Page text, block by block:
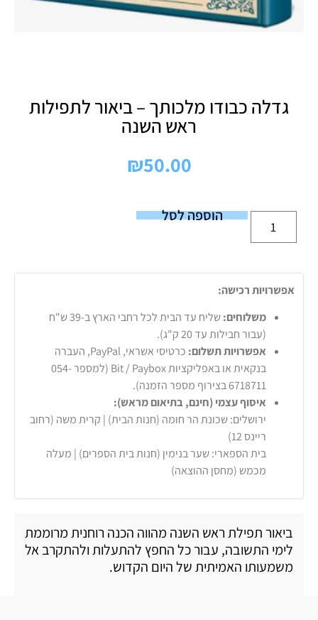
גדלה כבודו מלכותך – ביאור לתפילות
ראש השנה
₪50.00
הוספה לסל
אפשרויות רכישה:
משלוחים:
שליח עד הבית לכל רחבי הארץ ב-39 ש"ח
(עבור חבילות עד 20 ק"ג).
אפשרויות תשלום:
כרטיסי אשראי, PayPal, העברה
בנקאית או באפליקציות Bit / Paybox (למספר 054-
6718711 בצירוף מספר הזמנה).
איסוף עצמי (חינם, בתיאום מראש):
ירושלים: שכונת הר חומה (חנות הבית) | קרית משה (רחוב
ריינס 12)
בית הספארי: שער בנימין (חנות בית הספרים) | מעלה
מכמש (מחסן ההוצאה)
ביאור תפילת ראש השנה מהווה הכנה רוחנית מרוממת
לימי התשובה, עבור כל החפץ להתעלות ולהתקרב אל
משמעותו האמיתית של היום הקדוש.